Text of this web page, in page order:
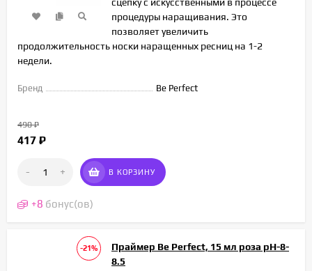
процедуры наращивания. Это
позволяет увеличить
продолжительность носки наращенных ресниц на 1-2
недели.
Бренд Be Perfect
490₽
417 ₽
- + В КОРЗИНУ
+8 бонус(ов)
-21%
Праймер Be Perfect, 15 мл роза рН-8-
8.5